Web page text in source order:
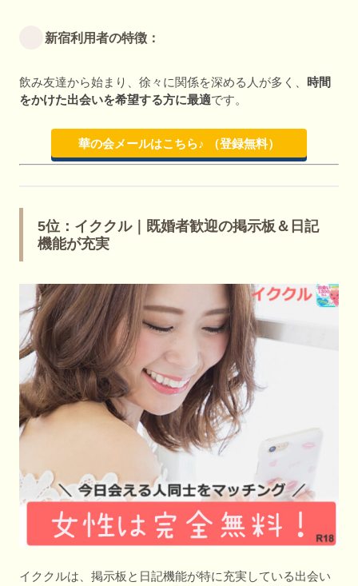
新宿利用者の特徴：
飲み友達から始まり、徐々に関係を深める人が多く、 時間
をかけた出会いを希望する方に最適です。
華の会メールはこちら♪ （登録無料）
5位：イククル｜既婚者歓迎の掲示板＆日記
機能が充実
イククルは、掲示板と日記機能が特に充実している出会い